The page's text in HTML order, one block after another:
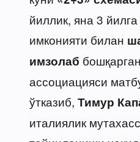
йиллик, яна 3
имконияти билан
имзолаб
ассоциацияси
ўтказиб, Тимур
италиялик